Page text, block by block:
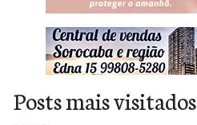
Posts mais visitados